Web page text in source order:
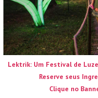
Lektrik: Um Festival de
Reserve seus
Clique no